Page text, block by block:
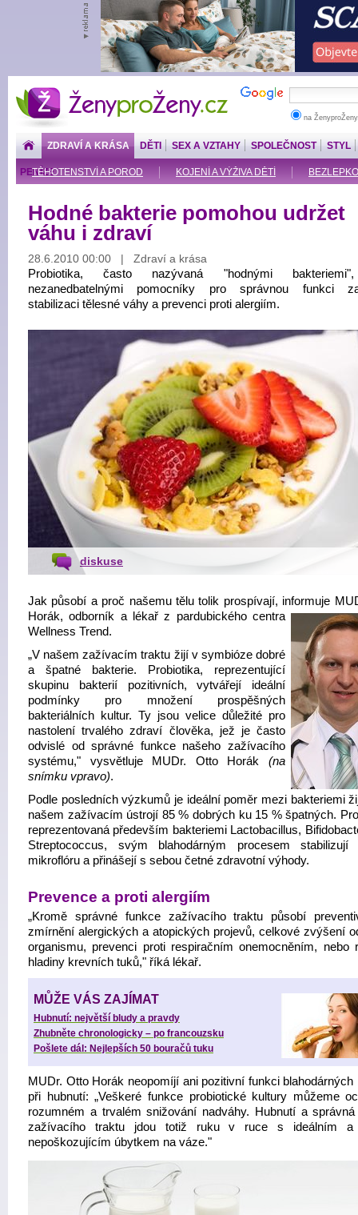
ŽenyproŽeny.cz
na
ZDRAVÍ A KRÁSA
TĚHOTENSTVÍ A POROD KOJENÍ A VÝŽIVA DĚTÍ
DĚTI SEX A VZTAHY SPOLEČNOST STYL
PENÍZE
Hodné bakterie pomohou udržet
váhu i zdraví
28.6.2010 00:00 | Zdraví a krása
Probiotika, často nazývaná "hodnými
nezanedbatelnými pomocníky pro správnou funkci
stabilizaci tělesné váhy a prevenci proti alergiím.
diskuse
Jak působí a proč našemu tělu tolik prospívají, informuje
Horák,odborník a lékař z pardubického centra
Wellness Trend.
„V našem zažívacím traktu žijí v symbióze dobré
a špatné bakterie. Probiotika, reprezentující
skupinu bakterií pozitivních, vytvářejí ideální
podmínky pro množení prospěšných
bakteriálních kultur. Ty jsou velice důležité pro
nastolení trvalého zdraví člověka, jež je často
odvislé od správné funkce našeho zažívacího
systému," vysvětluje MUDr. Otto Horák (na
snímku vpravo).
Podle posledních výzkumů je ideální poměr mezi bakteriemi
našem zažívacím ústrojí 85 % dobrých ku 15 % špatných.
reprezentovaná především bakteriemi Lactobacillus,
Streptococcus, svým blahodárným procesem stabilizují
mikroflóru a přinášejí s sebou četné zdravotní výhody.
Prevence a proti alergiím
„Kromě správné funkce zažívacího traktu působí
zmírnění alergických a atopických projevů, celkové zvýšení
organismu, prevenci proti respiračním onemocněním, nebo
hladiny krevních tuků," říká lékař.
MŮŽE VÁS ZAJÍMAT
Hubnutí: největší bludy a pravdy
Zhubněte chronologicky – po francouzsku
Pošlete dál: Nejlepších 50 bouračů tuku
MUDr. Otto Horák neopomíjí ani pozitivní funkci blahodárných
při hubnutí: „Veškeré funkce probiotické kultury můžeme
rozumném a trvalém snižování nadváhy. Hubnutí a
zažívacího traktu jdou totiž ruku v ruce s ideálním a
nepoškozujícím úbytkem na váze."